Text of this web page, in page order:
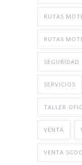
RUTAS
RUTAS
SEGURIDAD
SERVICIOS
TALLER
VENTA
VENTA